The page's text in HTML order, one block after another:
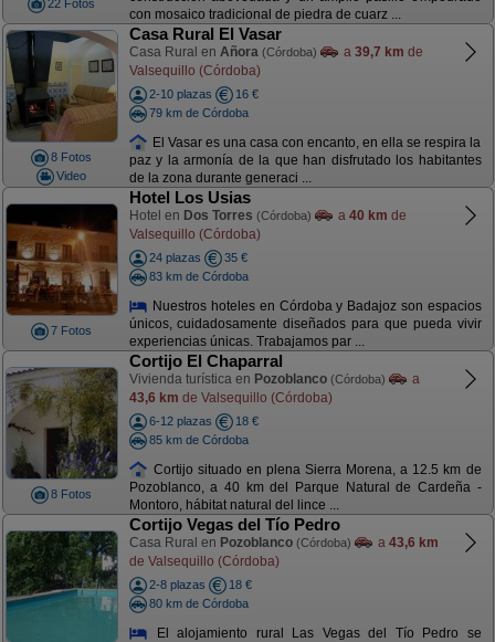
22 Fotos
con mosaico tradicional de piedra de cuarz ...
8 Fotos
Video
Casa Rural El Vasar
Casa Rural en Añora (Córdoba) a 39,7 km de
Valsequillo (Córdoba)
2-10 plazas
16 €
79 km de Córdoba
El Vasar es una casa con encanto, en ella se respira la
paz y la armonía de la que han disfrutado los habitantes
de la zona durante generaci ...
7 Fotos
Hotel Los Usias
Hotel en Dos Torres (Córdoba) a 40 km de
Valsequillo (Córdoba)
24 plazas
35 €
83 km de Córdoba
Nuestros hoteles en Córdoba y Badajoz son espacios
únicos, cuidadosamente diseñados para que pueda vivir
experiencias únicas. Trabajamos par ...
8 Fotos
Cortijo El Chaparral
Vivienda turística en Pozoblanco (Córdoba)
a
43,6 km de Valsequillo (Córdoba)
6-12 plazas
18 €
85 km de Córdoba
Cortijo situado en plena Sierra Morena, a 12.5 km de
Pozoblanco, a 40 km del Parque Natural de Cardeña -
Montoro, hábitat natural del lince ...
Cortijo Vegas del Tío Pedro
Casa Rural en Pozoblanco (Córdoba) a 43,6 km
de Valsequillo (Córdoba)
2-8 plazas
18 €
80 km de Córdoba
El alojamiento rural Las Vegas del Tío Pedro se